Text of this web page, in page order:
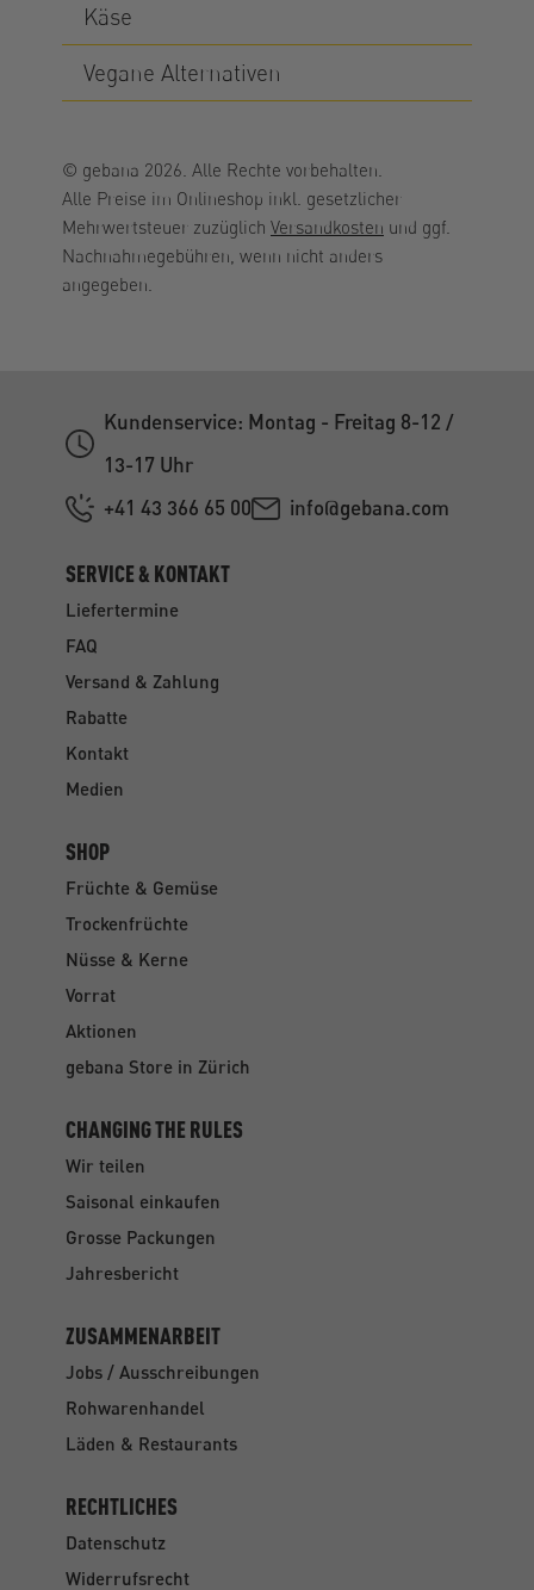
Käse
Vegane Alternativen
© gebana 2026. Alle Rechte vorbehalten.
Alle Preise im Onlineshop inkl. gesetzlicher
Mehrwertsteuer zuzüglich Versandkosten und ggf.
Nachnahmegebühren, wenn nicht anders
angegeben.
Kundenservice: Montag - Freitag 8-12 /
13-17 Uhr
+41 43 366 65 00
info@gebana.com
SERVICE & KONTAKT
Liefertermine
FAQ
Versand & Zahlung
Rabatte
Kontakt
Medien
SHOP
Früchte & Gemüse
Trockenfrüchte
Nüsse & Kerne
Vorrat
Aktionen
gebana Store in Zürich
CHANGING THE RULES
Wir teilen
Saisonal einkaufen
Grosse Packungen
Jahresbericht
ZUSAMMENARBEIT
Jobs / Ausschreibungen
Rohwarenhandel
Läden & Restaurants
RECHTLICHES
Datenschutz
Widerrufsrecht